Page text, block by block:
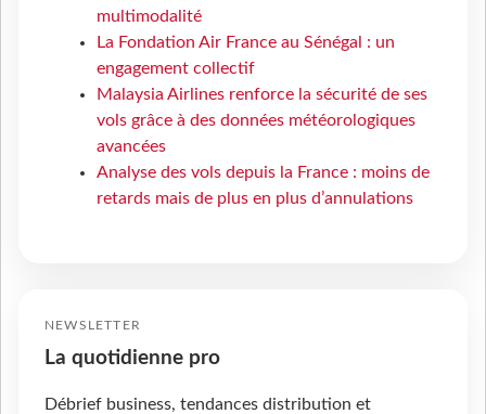
multimodalité
La Fondation Air France au Sénégal : un
engagement collectif
Malaysia Airlines renforce la sécurité de ses
vols grâce à des données météorologiques
avancées
Analyse des vols depuis la France : moins de
retards mais de plus en plus d’annulations
NEWSLETTER
La quotidienne pro
Débrief business, tendances distribution et